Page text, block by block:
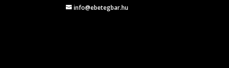
info@ebetegbar.hu